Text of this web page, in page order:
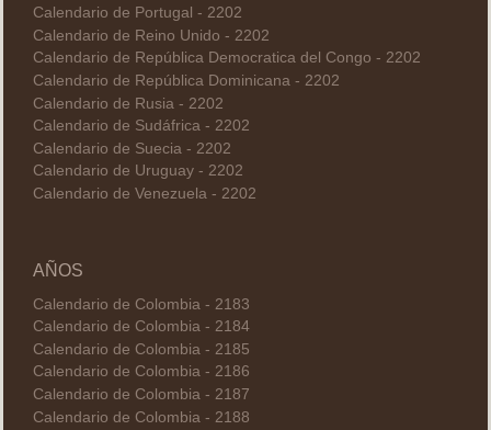
Calendario de Portugal - 2202
Calendario de Reino Unido - 2202
Calendario de República Democratica del Congo - 2202
Calendario de República Dominicana - 2202
Calendario de Rusia - 2202
Calendario de Sudáfrica - 2202
Calendario de Suecia - 2202
Calendario de Uruguay - 2202
Calendario de Venezuela - 2202
AÑOS
Calendario de Colombia - 2183
Calendario de Colombia - 2184
Calendario de Colombia - 2185
Calendario de Colombia - 2186
Calendario de Colombia - 2187
Calendario de Colombia - 2188